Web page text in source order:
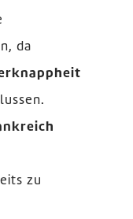
da
zu